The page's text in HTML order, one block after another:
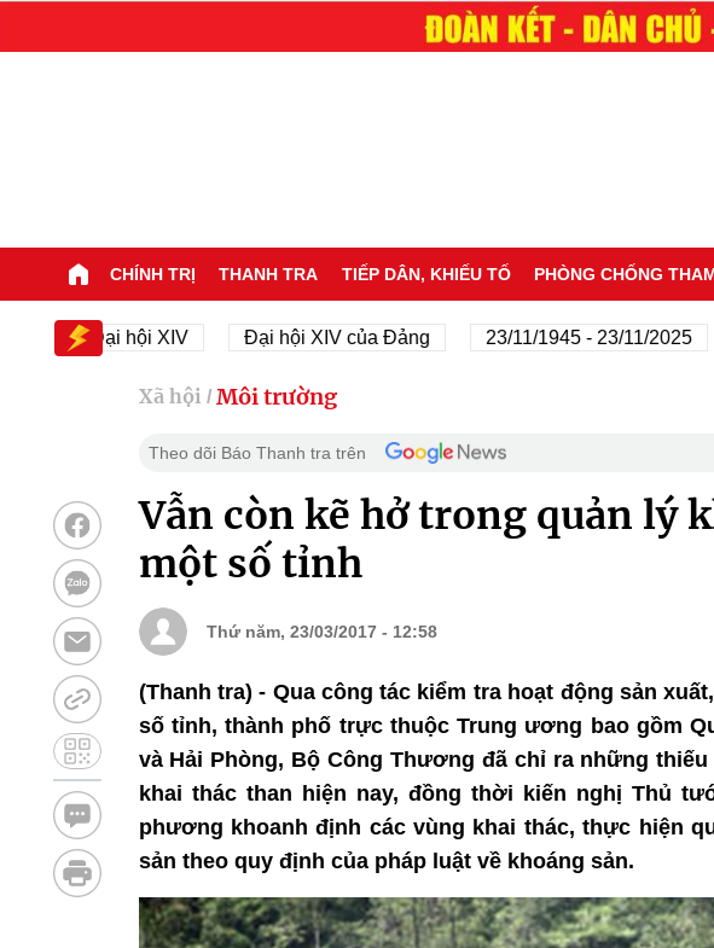
CHÍNH TRỊ THANH TRA TIẾP DÂN, KHIẾU TỐ PHÒNG CHỐNG
Đại hội XIV Đại hội XIV của Đảng 23/11/1945 - 23/11/2025
Xã hội / Môi trường
Theo dõi Báo Thanh tra trên
Vẫn còn kẽ hở trong quản lý
một số tỉnh
Thứ năm, 23/03/2017 - 12:58
(Thanh tra) - Qua công tác kiểm tra hoạt động sản
số tỉnh, thành phố trực thuộc Trung ương bao gồm
và Hải Phòng, Bộ Công Thương đã chỉ ra những
khai thác than hiện nay, đồng thời kiến nghị Thủ
phương khoanh định các vùng khai thác, thực hiện
sản theo quy định của pháp luật về khoáng sản.